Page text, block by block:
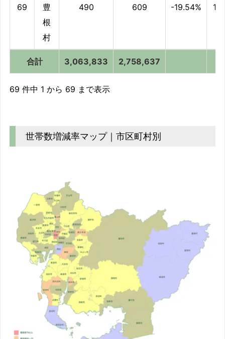
合計 3,063,833 2,758,637
69
豊
根
村
490 609 -19.54%
合計 3,063,833 2,758,637
69 件中 1 から 69 まで表示
世帯数増減率マップ｜市区町村別